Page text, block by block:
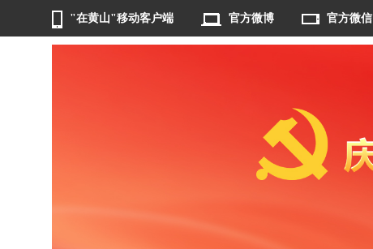
"在黄山"移动客户端 官方微博 官方微信